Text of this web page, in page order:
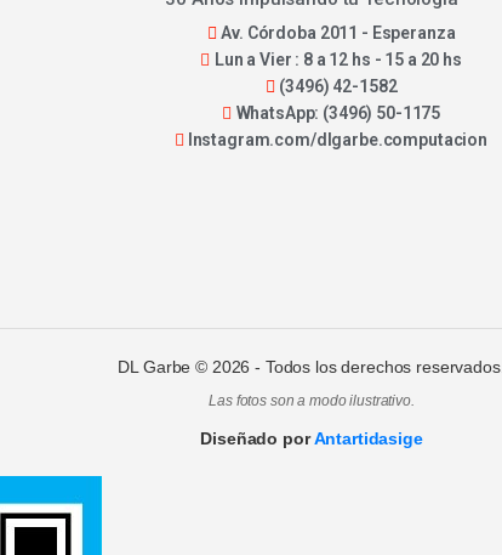
Av. Córdoba 2011 - Esperanza
Lun a Vier : 8 a 12 hs - 15 a 20 hs
(3496) 42-1582
WhatsApp: (3496) 50-1175
Instagram.com/dlgarbe.computacion
DL Garbe © 2026 - Todos los derechos reservados.
Las fotos son a modo ilustrativo.
Diseñado porAntartidasige